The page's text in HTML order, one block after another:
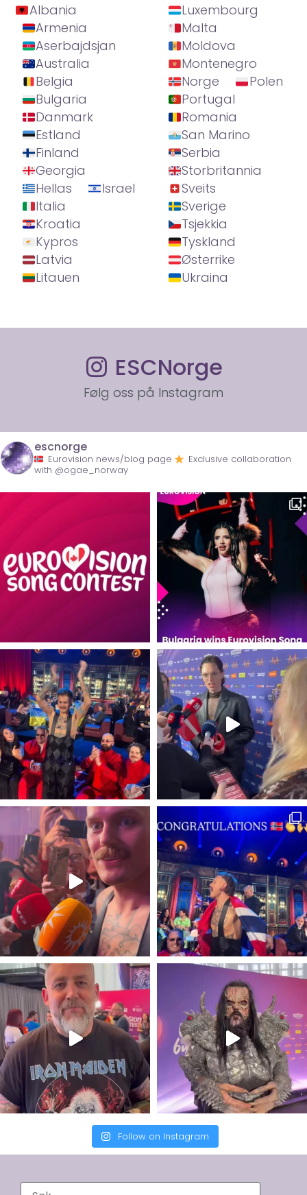
Albania
Armenia
Aserbajdsjan
Australia
Belgia
Bulgaria
Danmark
Estland
Finland
Georgia
Hellas
Israel
Italia
Kroatia
Kypros
Latvia
Litauen
Luxembourg
Malta
Moldova
Montenegro
Norge
Polen
Portugal
Romania
San Marino
Serbia
Storbritannia
Sveits
Sverige
Tsjekkia
Tyskland
Østerrike
Ukraina
ESCNorge
Følg oss på Instagram
escnorge
Eurovision news/blog page
Exclusive collaboration
with @ogae_norway
Follow on Instagram